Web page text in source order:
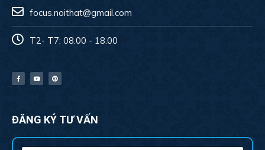
focus.noithat@gmail.com
T2- T7: 08.00 - 18.00
ĐĂNG KÝ TƯ VẤN